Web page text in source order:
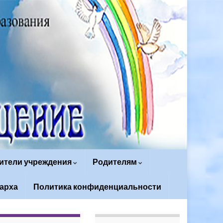
учреждения Родителям
Политика конфиденциальности